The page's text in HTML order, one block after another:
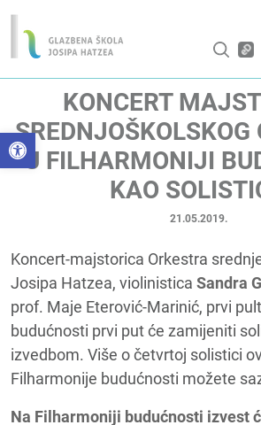
Open toolbar
KONCERT
SREDNJOŠKOLSKOG
U FILHARMONIJI
KAO
21.05.2019.
Koncert-majstorica Orkestra
Josipa Hatzea, violinistica Sandra
prof. Maje Eterović-Marinić, prvi
budućnosti prvi put će zamijeniti
izvedbom. Više o četvrtoj solistici
Filharmonije budućnosti možete
Na Filharmoniji budućnosti izvest